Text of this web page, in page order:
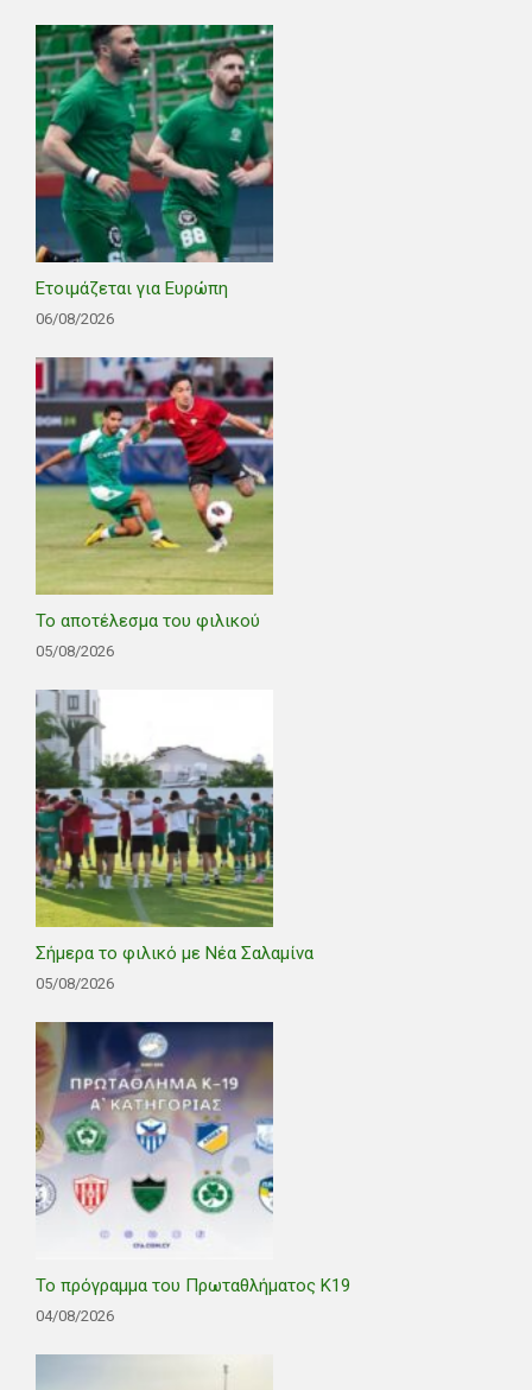
Ετοιμάζεται για Ευρώπη
06/08/2026
Το αποτέλεσμα του φιλικού
05/08/2026
Σήμερα το φιλικό με Νέα Σαλαμίνα
05/08/2026
Το πρόγραμμα του Πρωταθλήματος Κ19
04/08/2026